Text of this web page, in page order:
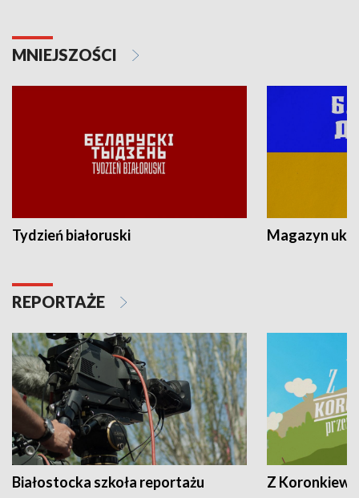
MNIEJSZOŚCI
Tydzień białoruski Magazyn
REPORTAŻE
Białostocka szkoła reportażu Z